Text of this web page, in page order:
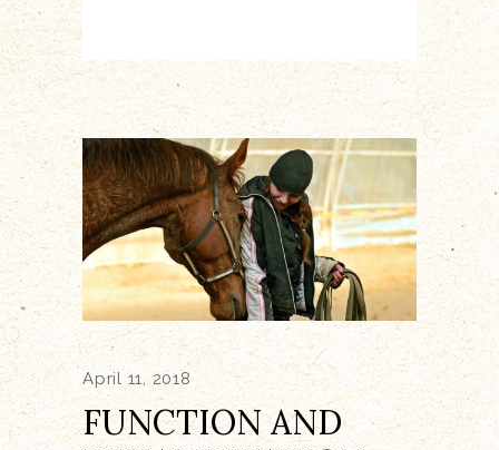
April 11, 2018
FUNCTION AND